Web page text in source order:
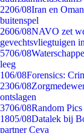
2206/08Iran en
buitenspel
2606/08NAVO zet
gevechtsvliegtuigen in
5706/08
leeg
106/08Forensics:
2306/08
ontslagen
3706/08Random
1805/08Datalek bij
partner Ceva